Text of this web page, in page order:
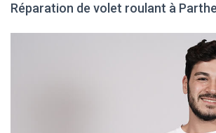
Réparation de volet roulant à